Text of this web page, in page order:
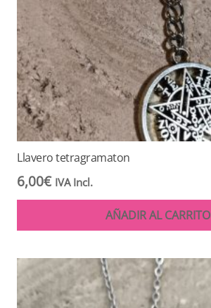
Llavero tetragramaton
6,00€ IVA Incl.
AÑADIR AL CARRITO